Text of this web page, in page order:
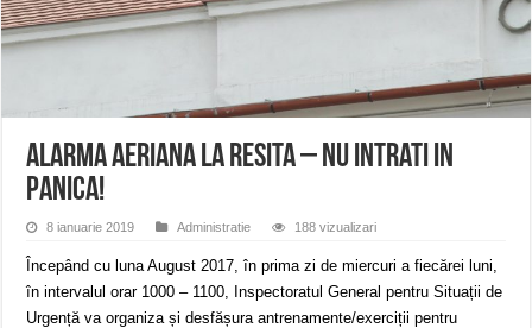
ANUNŢ OPRIRE APĂ în CARANSEBEȘ avarie
ANUNȚ OPRIRE APĂ în Reșița, cartier Țerova – avarie – 04.08.2026
Alarma aeriana la Resita – Nu intrati in
panica!
8 ianuarie 2019 Administratie 188 vizualizari
Începând cu luna August 2017, în prima zi de miercuri a fiecărei luni,
în intervalul orar 1000 – 1100, Inspectoratul General pentru Situații de
Urgență va organiza și desfășura antrenamente/exerciții pentru